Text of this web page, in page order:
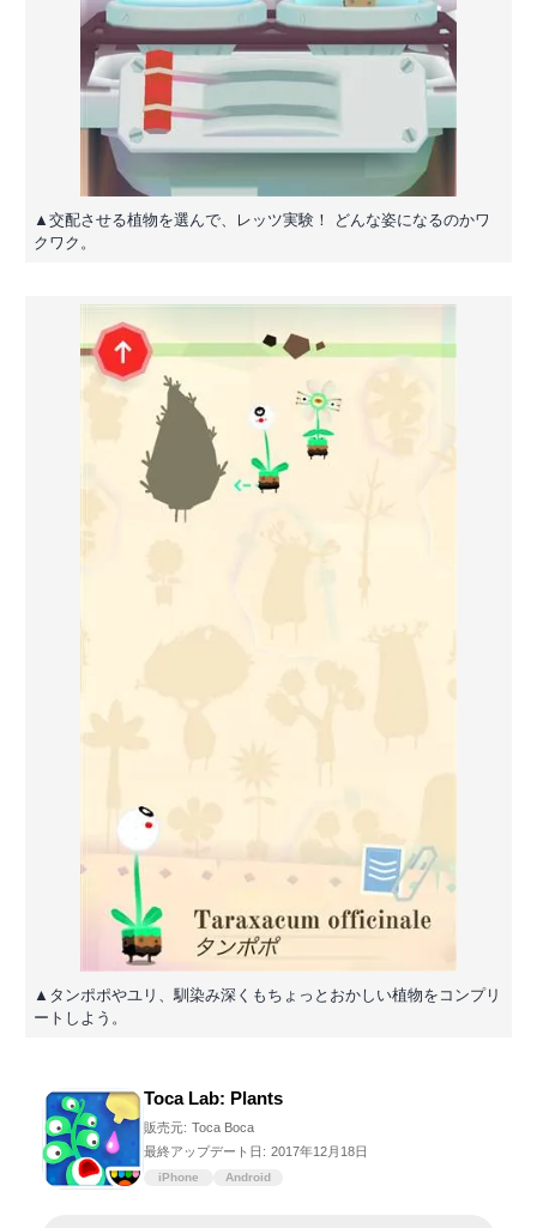
▲交配させる植物を選んで、レッツ実験！ どんな姿になるのかワ
クワク。
▲タンポポやユリ、馴染み深くもちょっとおかしい植物をコンプリ
ートしよう。
Toca Lab: Plants
販売元: Toca Boca
最終アップデート日: 2017年12月18日
iPhone Android